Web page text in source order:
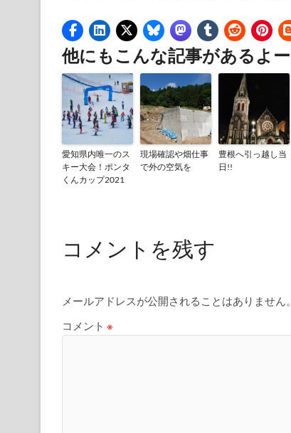
他にもこんな記事があるよー
愛知県内唯一のス
キー大会！ポンタ
くんカップ2021
現場確認や畑仕事
で外の空気を
豊根へ引っ越し当
日!!
コメントを残す
メールアドレスが公開されることはありません。
コメント ※